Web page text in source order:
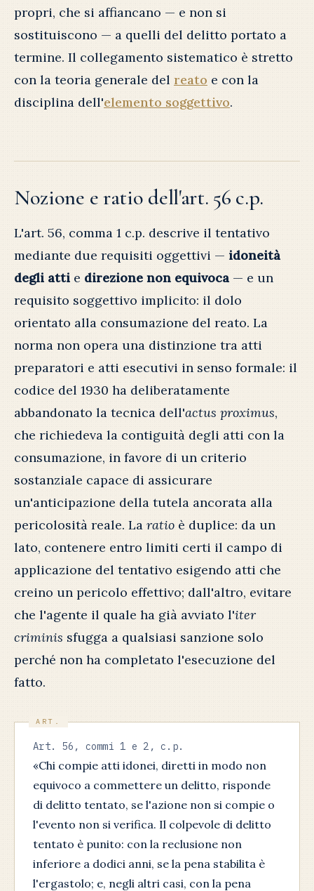
propri, che si affiancano — e non si
sostituiscono — a quelli del delitto portato a
termine. Il collegamento sistematico è stretto
con la teoria generale del reato e con la
disciplina dell'elemento soggettivo.
Nozione e ratio dell'art. 56 c.p.
L'art. 56, comma 1 c.p. descrive il tentativo
mediante due requisiti oggettivi — idoneità
degli atti e direzione non equivoca — e un
requisito soggettivo implicito: il dolo
orientato alla consumazione del reato. La
norma non opera una distinzione tra atti
preparatori e atti esecutivi in senso formale: il
codice del 1930 ha deliberatamente
abbandonato la tecnica dell'actus proximus,
che richiedeva la contiguità degli atti con la
consumazione, in favore di un criterio
sostanziale capace di assicurare
un'anticipazione della tutela ancorata alla
pericolosità reale. La ratio è duplice: da un
lato, contenere entro limiti certi il campo di
applicazione del tentativo esigendo atti che
creino un pericolo effettivo; dall'altro, evitare
che l'agente il quale ha già avviato l'iter
criminis sfugga a qualsiasi sanzione solo
perché non ha completato l'esecuzione del
fatto.
Art. 56, commi 1 e 2, c.p.
«Chi compie atti idonei, diretti in modo non
equivoco a commettere un delitto, risponde
di delitto tentato, se l'azione non si compie o
l'evento non si verifica. Il colpevole di delitto
tentato è punito: con la reclusione non
inferiore a dodici anni, se la pena stabilita è
l'ergastolo; e, negli altri casi, con la pena